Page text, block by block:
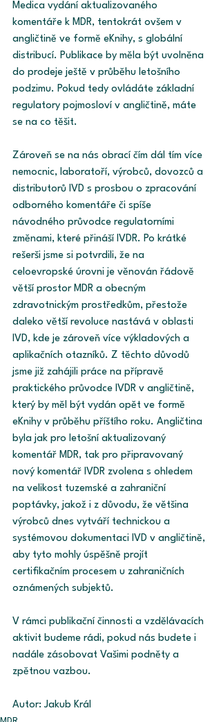
Medica vydání aktualizovaného
komentáře k MDR, tentokrát ovšem v
angličtině ve formě eKnihy, s globální
distribucí. Publikace by měla být uvolněna
do prodeje ještě v průběhu letošního
podzimu. Pokud tedy ovládáte základní
regulatory pojmosloví v angličtině, máte
se na co těšit.
Zároveň se na nás obrací čím dál tím více
nemocnic, laboratoří, výrobců, dovozců a
distributorů IVD s prosbou o zpracování
odborného komentáře či spíše
návodného průvodce regulatorními
změnami, které přináší IVDR. Po krátké
rešerši jsme si potvrdili, že na
celoevropské úrovni je věnován řádově
větší prostor MDR a obecným
zdravotnickým prostředkům, přestože
daleko větší revoluce nastává v oblasti
IVD, kde je zároveň více výkladových a
aplikačních otazníků. Z těchto důvodů
jsme již zahájili práce na přípravě
praktického průvodce IVDR v angličtině,
který by měl být vydán opět ve formě
eKnihy v průběhu příštího roku. Angličtina
byla jak pro letošní aktualizovaný
komentář MDR, tak pro připravovaný
nový komentář IVDR zvolena s ohledem
na velikost tuzemské a zahraniční
poptávky, jakož i z důvodu, že většina
výrobců dnes vytváří technickou a
systémovou dokumentaci IVD v angličtině,
aby tyto mohly úspěšně projít
certifikačním procesem u zahraničních
oznámených subjektů.
V rámci publikační činnosti a vzdělávacích
aktivit budeme rádi, pokud nás budete i
nadále zásobovat Vašimi podněty a
zpětnou vazbou.
Autor: Jakub Král